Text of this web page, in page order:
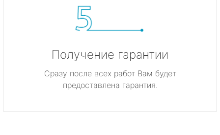
Получение гарантии
Сразу после всех работ Вам будет
предоставлена гарантия.